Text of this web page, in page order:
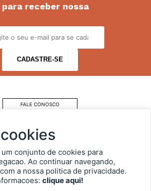
receber nossa
FALE CONOSCO
ESTACIONAMENTO
conjunto de cookies para
Ao continuar navegando,
a nossa politica de privacidade.
clique aqui!